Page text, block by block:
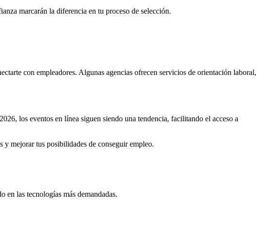
marcarán la diferencia en tu proceso de selección.
con empleadores. Algunas agencias ofrecen servicios de orientación laboral,
los eventos en línea siguen siendo una tendencia, facilitando el acceso a
mejorar tus posibilidades de conseguir empleo.
en las tecnologías más demandadas.